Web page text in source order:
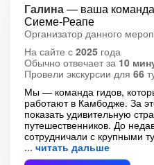
Галина— ваша команда
Сиеме-Реапе
Организатор данного
На сайте с 2025 года
Обычно отвечает за 10
Провели экскурсии для 66
Мы — команда гидов,
работают в Камбодже. За
показать удивительную
путешественников. До
сотрудничали с крупными
читать дальше